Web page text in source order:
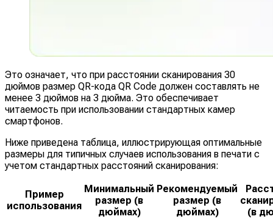
Это означает, что при расстоянии сканирования 30
дюймов размер QR-кода QR Code должен составлять не
менее 3 дюймов на 3 дюйма. Это обеспечивает
читаемость при использовании стандартных камер
смартфонов.
Ниже приведена таблица, иллюстрирующая оптимальные
размеры для типичных случаев использования в печати с
учетом стандартных расстояний сканирования:
Пример
использования
Минимальный
размер (в
дюймах)
Рекомендуемый
размер (в
дюймах)
(в